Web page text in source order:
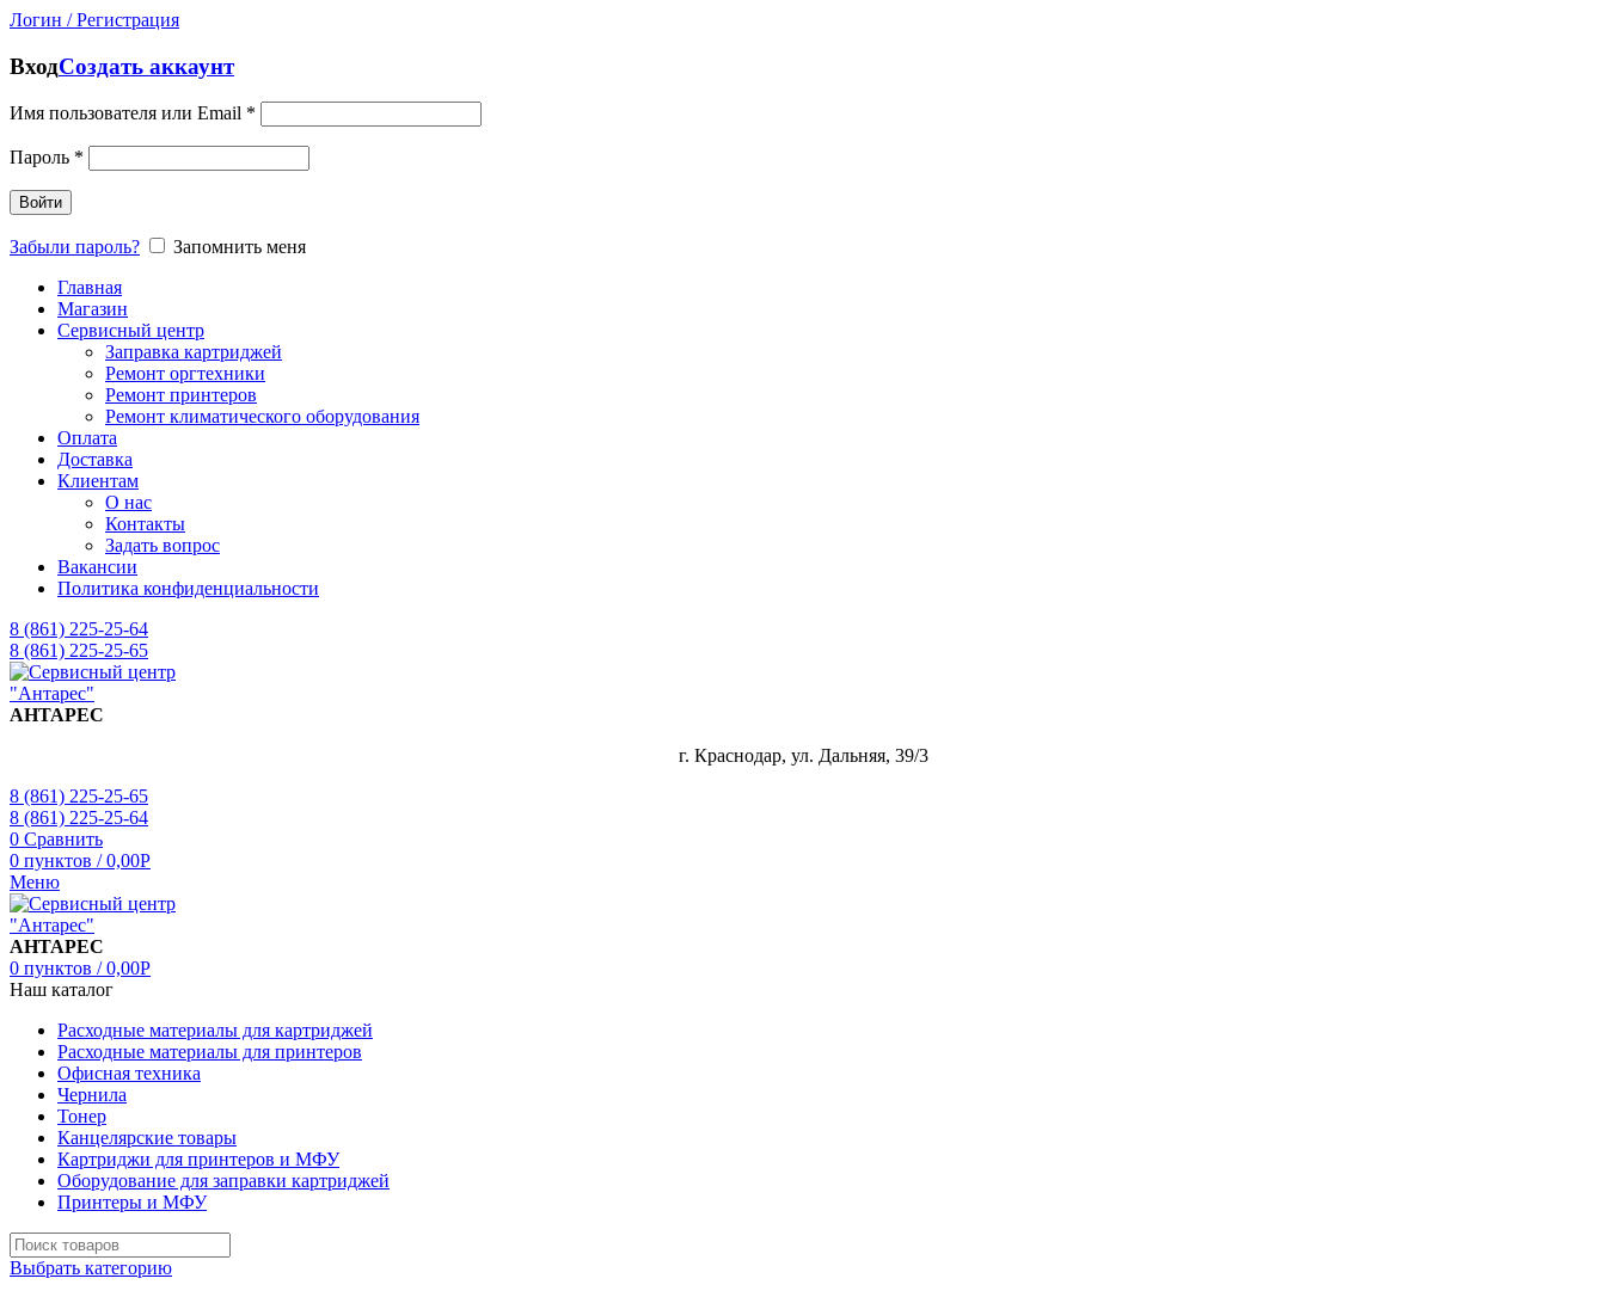
Логин / Регистрация
ВходСоздать аккаунт
Имя пользователя или Email *
Пароль *
Войти
Забыли пароль?
Запомнить меня
Главная
Магазин
Сервисный центр
Заправка картриджей
Ремонт оргтехники
Ремонт принтеров
Ремонт климатического оборудования
Оплата
Доставка
Клиентам
О нас
Контакты
Задать вопрос
Вакансии
Политика конфиденциальности
8 (861) 225-25-64
8 (861) 225-25-65
АНТАРЕС
г. Краснодар, ул. Дальняя, 39/3
8 (861) 225-25-65
8 (861) 225-25-64
0 Сравнить
0 пунктов / 0,00Р
Меню
АНТАРЕС
0 пунктов / 0,00Р
Наш каталог
Расходные материалы для картриджей
Расходные материалы для принтеров
Офисная техника
Чернила
Тонер
Канцелярские товары
Картриджи для принтеров и МФУ
Оборудование для заправки картриджей
Принтеры и МФУ
Выбрать категорию